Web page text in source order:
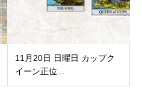
11月20日 日曜日 カップク
イーン正位...